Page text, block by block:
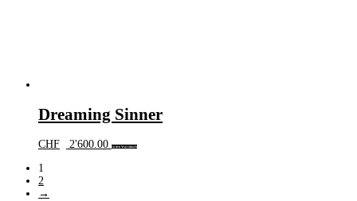
Dreaming Sinner
CHF 2'600.00 In den Warenkorb
1
2
→